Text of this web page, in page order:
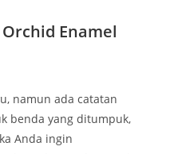
Enamel
namun ada catatan
benda yang ditumpuk,
Anda ingin